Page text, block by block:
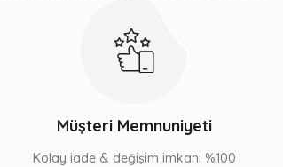
Müşteri Memnuniyeti
Kolay iade & değişim imkanı %100